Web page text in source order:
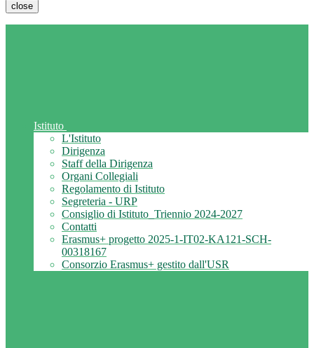
close
Istituto
L'Istituto
Dirigenza
Staff della Dirigenza
Organi Collegiali
Regolamento di Istituto
Segreteria - URP
Consiglio di Istituto_Triennio 2024-2027
Contatti
Erasmus+ progetto 2025-1-IT02-KA121-SCH-
00318167
Consorzio Erasmus+ gestito dall'USR